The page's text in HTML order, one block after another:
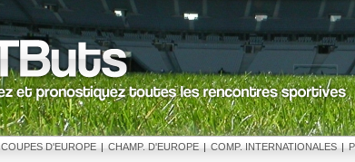
COUPES D'EUROPE | CHAMP. D'EUROPE | COMP. INTERNATIONALES |